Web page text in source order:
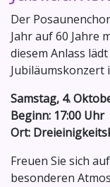
Der
Jahr auf 60 Jahre
diesem Anlass
Jubiläumskonzert
Samstag, 4.
Beginn: 17:00 Uhr
Ort:
Freuen Sie sich
besonderen